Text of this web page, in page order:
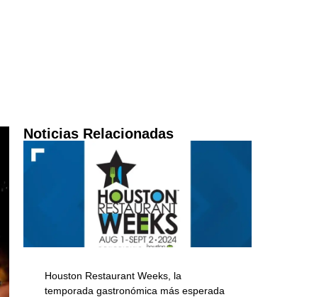
Noticias Relacionadas
Houston Restaurant Weeks, la
temporada gastronómica más esperada